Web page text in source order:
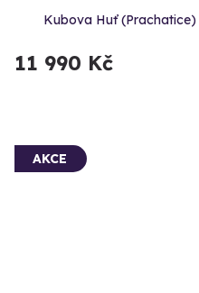
Kubova Huť (Prachatice)
11 990 Kč
AKCE